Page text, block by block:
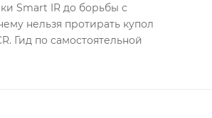
Smart IR до борьбы с
нельзя протирать купол
Гид по самостоятельной